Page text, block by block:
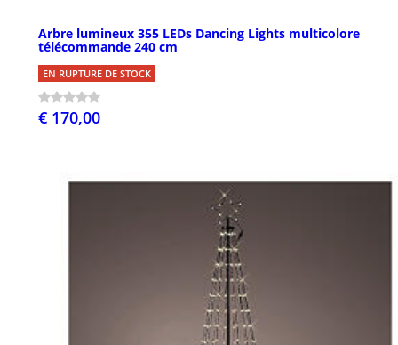
Arbre lumineux 355 LEDs Dancing Lights multicolore
télécommande 240 cm
EN RUPTURE DE STOCK
€ 170,00